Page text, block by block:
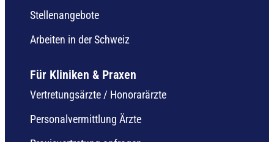
Stellenangebote
Arbeiten in der Schweiz
Für Kliniken & Praxen
Vertretungsärzte / Honorarärzte
Personalvermittlung Ärzte